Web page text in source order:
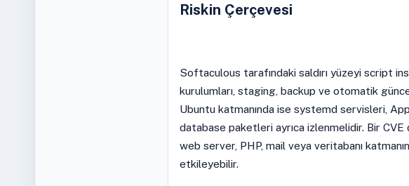
Riskin Çerçevesi
Softaculous tarafındaki saldırı yüzeyi script
kurulumları, staging, backup ve otomatik
Ubuntu katmanında ise systemd servisleri,
database paketleri ayrıca izlenmelidir. Bir
web server, PHP, mail veya veritabanı
etkileyebilir.